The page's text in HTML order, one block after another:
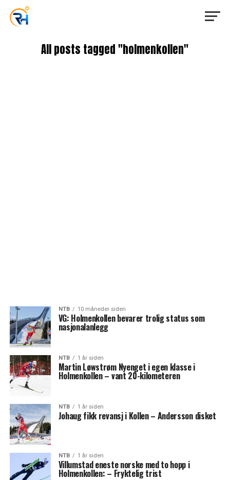
All posts tagged "holmenkollen"
NTB 10 måneder siden
VG: Holmenkollen bevarer trolig status som
nasjonalanlegg
NTB 1 år siden
Martin Løwstrøm Nyenget i egen klasse i
Holmenkollen – vant 20-kilometeren
NTB 1 år siden
Johaug fikk revansj i Kollen – Andersson disket
NTB 1 år siden
Villumstad eneste norske med to hopp i
Holmenkollen: – Fryktelig trist